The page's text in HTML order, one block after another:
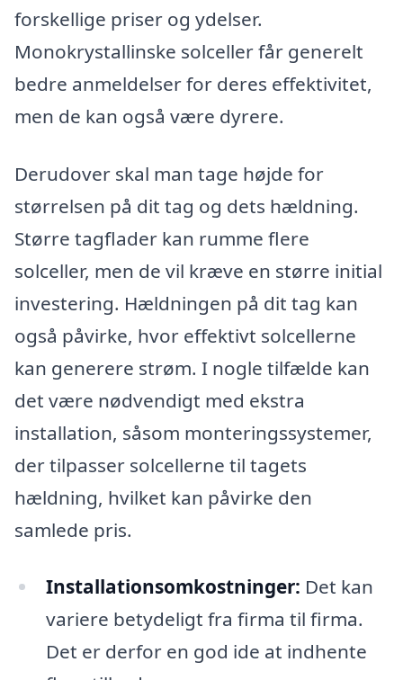
forskellige priser og ydelser.
Monokrystallinske solceller får generelt
bedre anmeldelser for deres effektivitet,
men de kan også være dyrere.
Derudover skal man tage højde for
størrelsen på dit tag og dets hældning.
Større tagflader kan rumme flere
solceller, men de vil kræve en større initial
investering. Hældningen på dit tag kan
også påvirke, hvor effektivt solcellerne
kan generere strøm. I nogle tilfælde kan
det være nødvendigt med ekstra
installation, såsom monteringssystemer,
der tilpasser solcellerne til tagets
hældning, hvilket kan påvirke den
samlede pris.
Installationsomkostninger: Det kan
variere betydeligt fra firma til firma.
Det er derfor en god ide at indhente